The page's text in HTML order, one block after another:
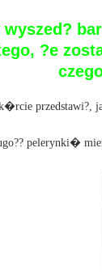
wyszed?
?e
przedstawi?,
pelerynki�